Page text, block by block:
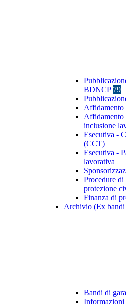
BDNCP 79
Affidamento
Affidamento
inclusione
Esecutiva -
(CCT)
Esecutiva -
lavorativa
Procedure di
protezione
Finanza di
Archivio (Ex
Bandi di
Informazioni